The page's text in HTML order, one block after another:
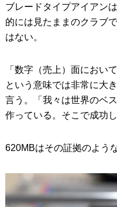
ブレードタイプアイアン
的には見たままのクラブ
はない。
「数字（売上）面におい
という意味では非常に大
言う。「我々は世界のベ
作っている。そこで成功
620MBはその証拠のよう